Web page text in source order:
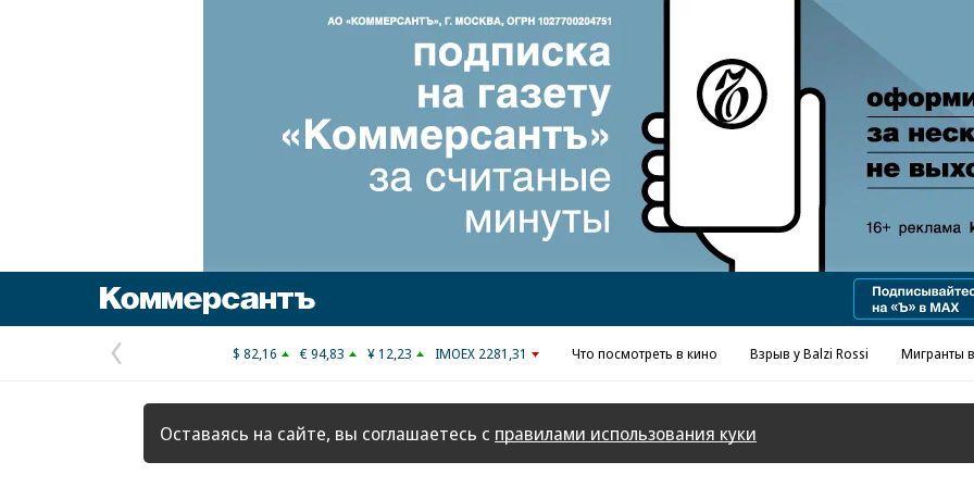
Реклама в «Ъ» www.kommersant.ru/ad
Предыдущая
страница
$ 82,16 € 94,83 ¥ 12,23 IMOEX 2281,31 Что посмотреть в кино Взрыв у Balzi Rossi Мигранты
Оставаясь на сайте, вы соглашаетесь с правилами использования куки